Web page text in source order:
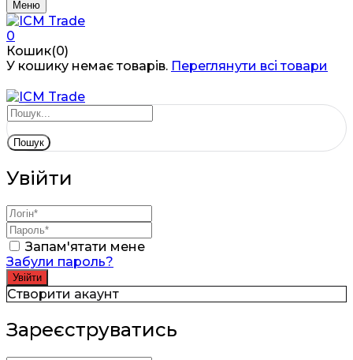
Меню
0
Кошик(0)
У кошику немає товарів. Переглянути всі товари
Пошук
Увійти
Запам'ятати мене
Забули пароль?
Створити акаунт
Зареєструватись